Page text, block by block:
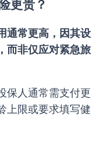
更贵？
通常更高，因其设
而非仅应对紧急旅
保人通常需支付更
上限或要求填写健